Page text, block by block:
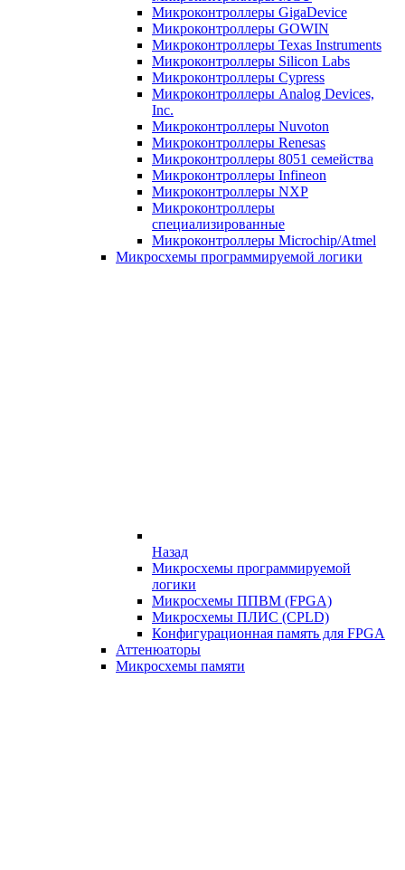
Микроконтроллеры GigaDevice
Микроконтроллеры GOWIN
Микроконтроллеры Texas Instruments
Микроконтроллеры Silicon Labs
Микроконтроллеры Cypress
Микроконтроллеры Analog Devices,
Inc.
Микроконтроллеры Nuvoton
Микроконтроллеры Renesas
Микроконтроллеры 8051 семейства
Микроконтроллеры Infineon
Микроконтроллеры NXP
Микроконтроллеры
специализированные
Микроконтроллеры Microchip/Atmel
Микросхемы программируемой логики
Назад
Микросхемы программируемой
логики
Микросхемы ППВМ (FPGA)
Микросхемы ПЛИС (CPLD)
Конфигурационная память для FPGA
Аттенюаторы
Микросхемы памяти